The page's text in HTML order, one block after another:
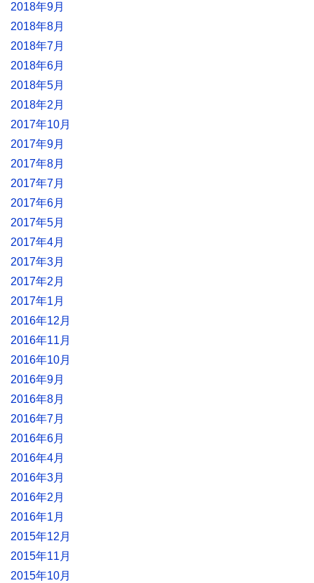
2018年9月
2018年8月
2018年7月
2018年6月
2018年5月
2018年2月
2017年10月
2017年9月
2017年8月
2017年7月
2017年6月
2017年5月
2017年4月
2017年3月
2017年2月
2017年1月
2016年12月
2016年11月
2016年10月
2016年9月
2016年8月
2016年7月
2016年6月
2016年4月
2016年3月
2016年2月
2016年1月
2015年12月
2015年11月
2015年10月